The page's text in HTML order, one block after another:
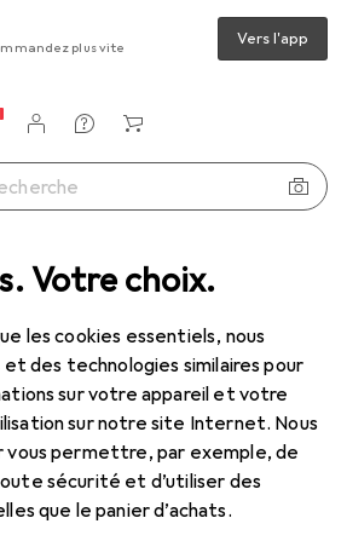
Votre choix.
les cookies essentiels, nous
des technologies similaires pour
sur votre appareil et votre
sur notre site Internet. Nous
vous permettre, par exemple, de
sécurité et d’utiliser des
que le panier d’achats.
plus vite Vers l'app
client
de comparaison
d'envies